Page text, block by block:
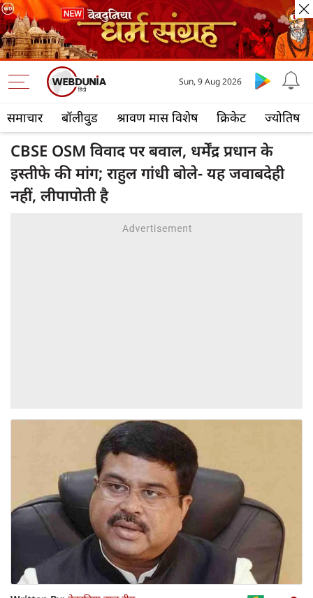
समाचार बॉलीवुड श्रावण मास विशेष क्रिकेट ज्योतिष
Sun, 9 Aug 2026
CBSE OSM विवाद पर बवाल, धर्मेंद्र प्रधान के
इस्तीफे की मांग; राहुल गांधी बोले- यह जवाबदेही
नहीं, लीपापोती है